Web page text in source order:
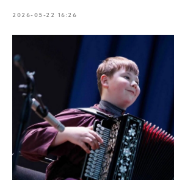
2026-05-22 16:26